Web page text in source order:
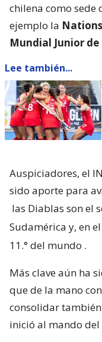
chilena como sede
ejemplo la
Mundial Junior de
Lee también...
Auspiciadores, el
sido aporte para
las Diablas son el
Sudamérica y, en
11.° del mundo .
Más clave aún ha
que de la mano
consolidar
inició al mando